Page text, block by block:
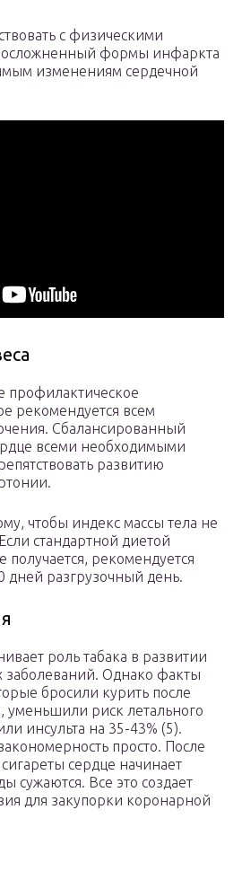
с физическими
формы инфаркта
изменениям сердечной
профилактическое
рекомендуется всем
Сбалансированный
всеми необходимыми
развитию
чтобы индекс массы тела не
стандартной диетой
получается, рекомендуется
дней разгрузочный день.
роль табака в развитии
заболеваний. Однако факты
бросили курить после
уменьшили риск летального
инсульта на 35-43% (5).
просто. После
сердце начинает
сужаются. Все это создает
для закупорки коронарной